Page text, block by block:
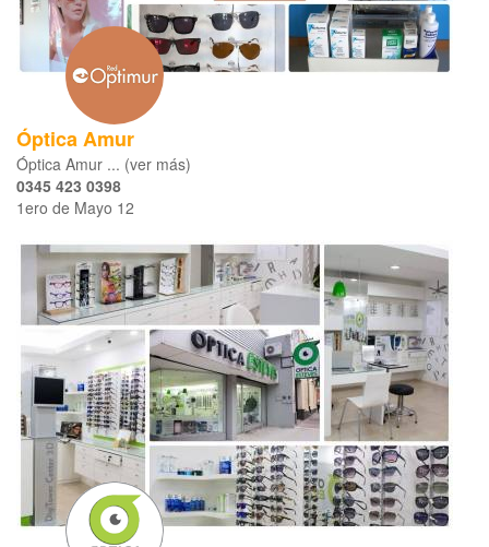
Óptica Amur
Óptica Amur ... (ver más)
0345 423 0398
1ero de Mayo 12